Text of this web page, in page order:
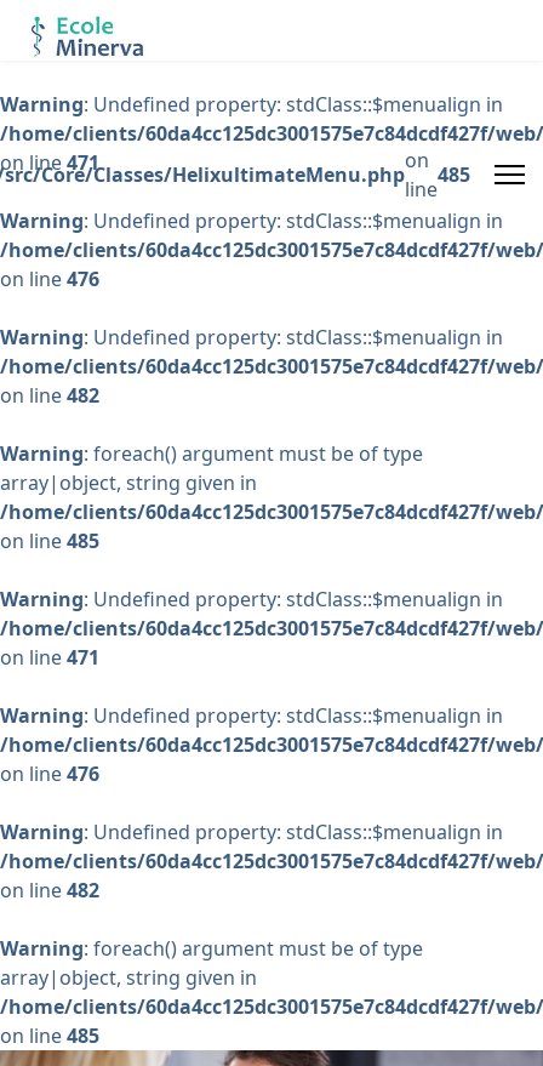
Core/Classes/HelixultimateMenu.php
on
line
485
Warning: Undefined property: stdClass::$menualign in
/home/clients/60da4cc125dc3001575e7c84dcdf427f/
on line471
Warning: Undefined property: stdClass::$menualign in
/home/clients/60da4cc125dc3001575e7c84dcdf427f/
on line476
Warning: Undefined property: stdClass::$menualign in
/home/clients/60da4cc125dc3001575e7c84dcdf427f/
on line482
Warning: foreach() argument must be of type
array|object, string given in
/home/clients/60da4cc125dc3001575e7c84dcdf427f/
on line485
Warning: Undefined property: stdClass::$menualign in
/home/clients/60da4cc125dc3001575e7c84dcdf427f/
on line471
Warning: Undefined property: stdClass::$menualign in
/home/clients/60da4cc125dc3001575e7c84dcdf427f/
on line476
Warning: Undefined property: stdClass::$menualign in
/home/clients/60da4cc125dc3001575e7c84dcdf427f/
on line482
Warning: foreach() argument must be of type
array|object, string given in
/home/clients/60da4cc125dc3001575e7c84dcdf427f/
on line485